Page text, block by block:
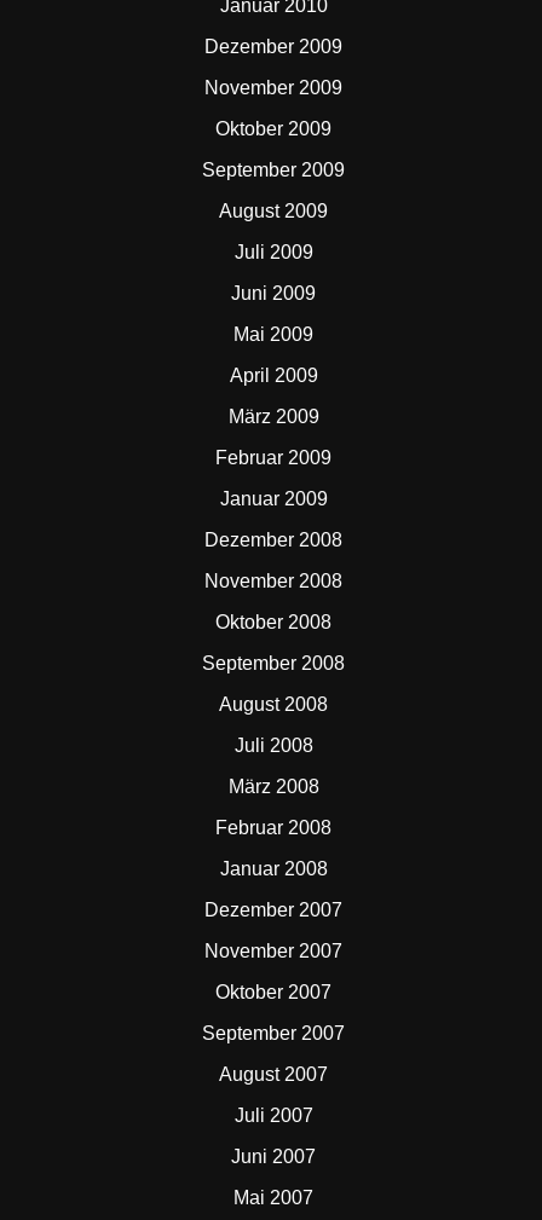
Januar 2010
Dezember 2009
November 2009
Oktober 2009
September 2009
August 2009
Juli 2009
Juni 2009
Mai 2009
April 2009
März 2009
Februar 2009
Januar 2009
Dezember 2008
November 2008
Oktober 2008
September 2008
August 2008
Juli 2008
März 2008
Februar 2008
Januar 2008
Dezember 2007
November 2007
Oktober 2007
September 2007
August 2007
Juli 2007
Juni 2007
Mai 2007